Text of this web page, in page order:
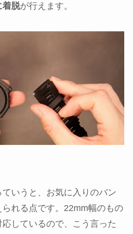
着脱が行えます。
いうと、お気に入りのバン
られる点です。22mm幅のもの
しているので、こう言った